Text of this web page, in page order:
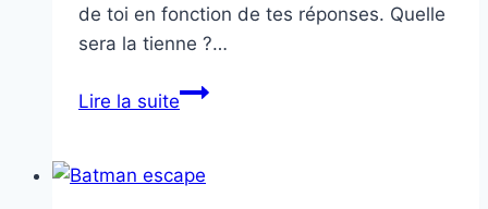
de toi en fonction de tes réponses. Quelle
sera la tienne ?…
Lire la suiteToi
de